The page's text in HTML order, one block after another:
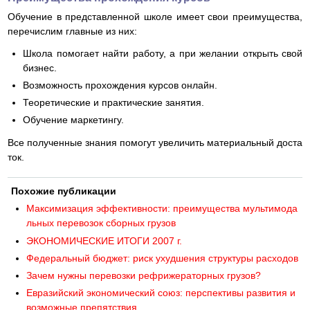
Обучение в представленной школе имеет свои преимущества,
перечислим главные из них:
Школа помогает найти работу, а при желании открыть свой
бизнес.
Возможность прохождения курсов онлайн.
Теоретические и практические занятия.
Обучение маркетингу.
Все полученные знания помогут увеличить материальный доста
ток.
Похожие публикации
Максимизация эффективности: преимущества мультимода
льных перевозок сборных грузов
ЭКОНОМИЧЕСКИЕ ИТОГИ 2007 г.
Федеральный бюджет: риск ухудшения структуры расходов
Зачем нужны перевозки рефрижераторных грузов?
Евразийский экономический союз: перспективы развития и
возможные препятствия